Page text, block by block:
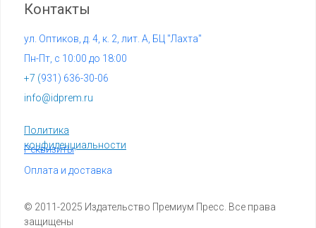
© 2011-2025 Издательство Премиум Пресс. Все права
защищены
info@idprem.ru
Контакты
Политика
конфиденциальности
+7 (931) 636-30-06
Реквизиты
ул. Оптиков, д. 4, к. 2, лит. А, БЦ "Лахта"
Оплата и доставка
Пн-Пт, с 10:00 до 18:00